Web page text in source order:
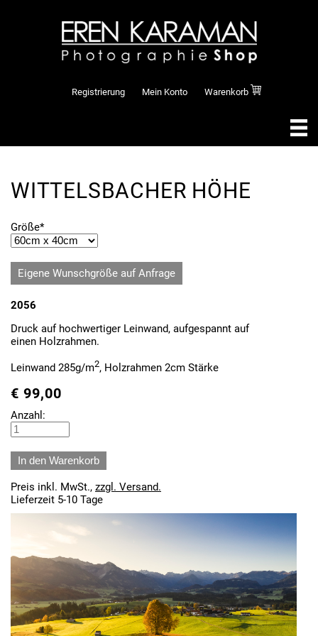
Registrierung Mein Konto Warenkorb
WITTELSBACHER HÖHE
Pflichtfeld
Größe*
Eigene Wunschgröße auf Anfrage
2056
Druck auf hochwertiger Leinwand, aufgespannt auf
einen Holzrahmen.
Leinwand 285g/m2, Holzrahmen 2cm Stärke
€ 99,00
Anzahl:
Preis inkl. MwSt., zzgl. Versand.
Lieferzeit 5-10 Tage